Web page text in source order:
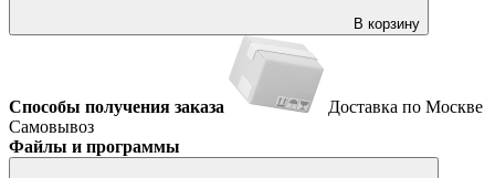
В корзину
Способы получения заказа
Доставка по Москве
Самовывоз
Файлы и программы